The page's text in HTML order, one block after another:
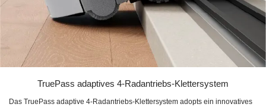
TruePass adaptives 4-Radantriebs-Klettersystem
Das TruePass adaptive 4-Radantriebs-Klettersystem adopts ein innovatives